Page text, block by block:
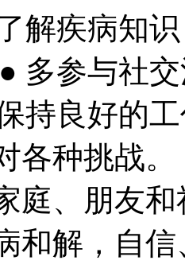
解疾病知
多参与社
持良好的
各种挑战
庭、朋友
和解，自